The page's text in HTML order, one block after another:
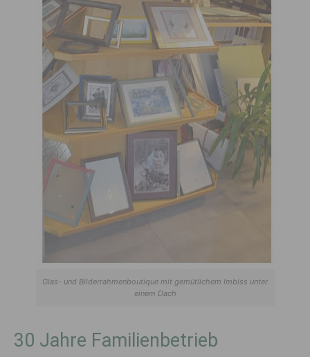
Glas- und Bilderrahmenboutique mit gemütlichem Imbiss unter
einem Dach
30 Jahre Familienbetrieb